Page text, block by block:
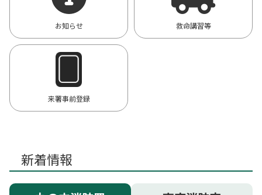
お知らせ 救命講習等
来署事前登録
新着情報